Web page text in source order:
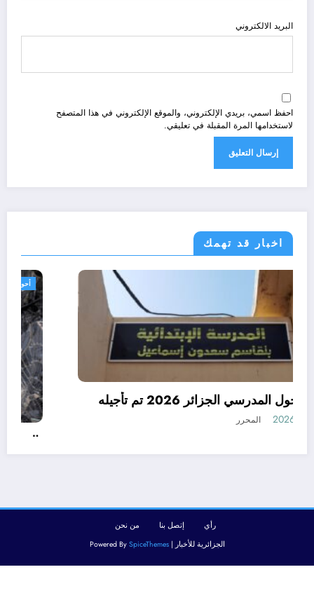
البريد الالكتروني
احفظ اسمي، بريدي الإلكتروني، والموقع الإلكتروني في هذا المتصفح
لاستخدامها المرة المقبلة في تعليقي.
اخبار قد تهمك
الجزائر الحدث
رسميا الدخول المدرسي الجزائر 2026 تم تأجيله
أغسطس 8, 2026
رأي إتصل بنا
من نحن
الجزائرية للأخبار | Powered BySpiceThemes